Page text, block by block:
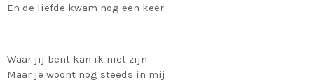
En de liefde kwam nog een keer
Waar jij bent kan ik niet zijn
Maar je woont nog steeds in mij